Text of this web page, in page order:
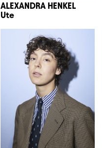
ALEXANDRA HENKEL
Ute